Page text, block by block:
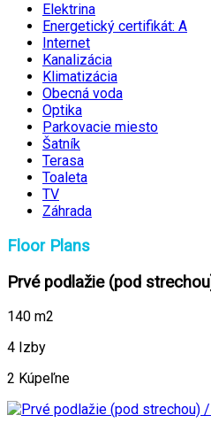
Elektrina
Energetický certifikát: A
Internet
Kanalizácia
Klimatizácia
Obecná voda
Optika
Parkovacie miesto
Šatník
Terasa
Toaleta
TV
Záhrada
Floor Plans
Prvé podlažie (pod
140 m2
4 Izby
2 Kúpeľne